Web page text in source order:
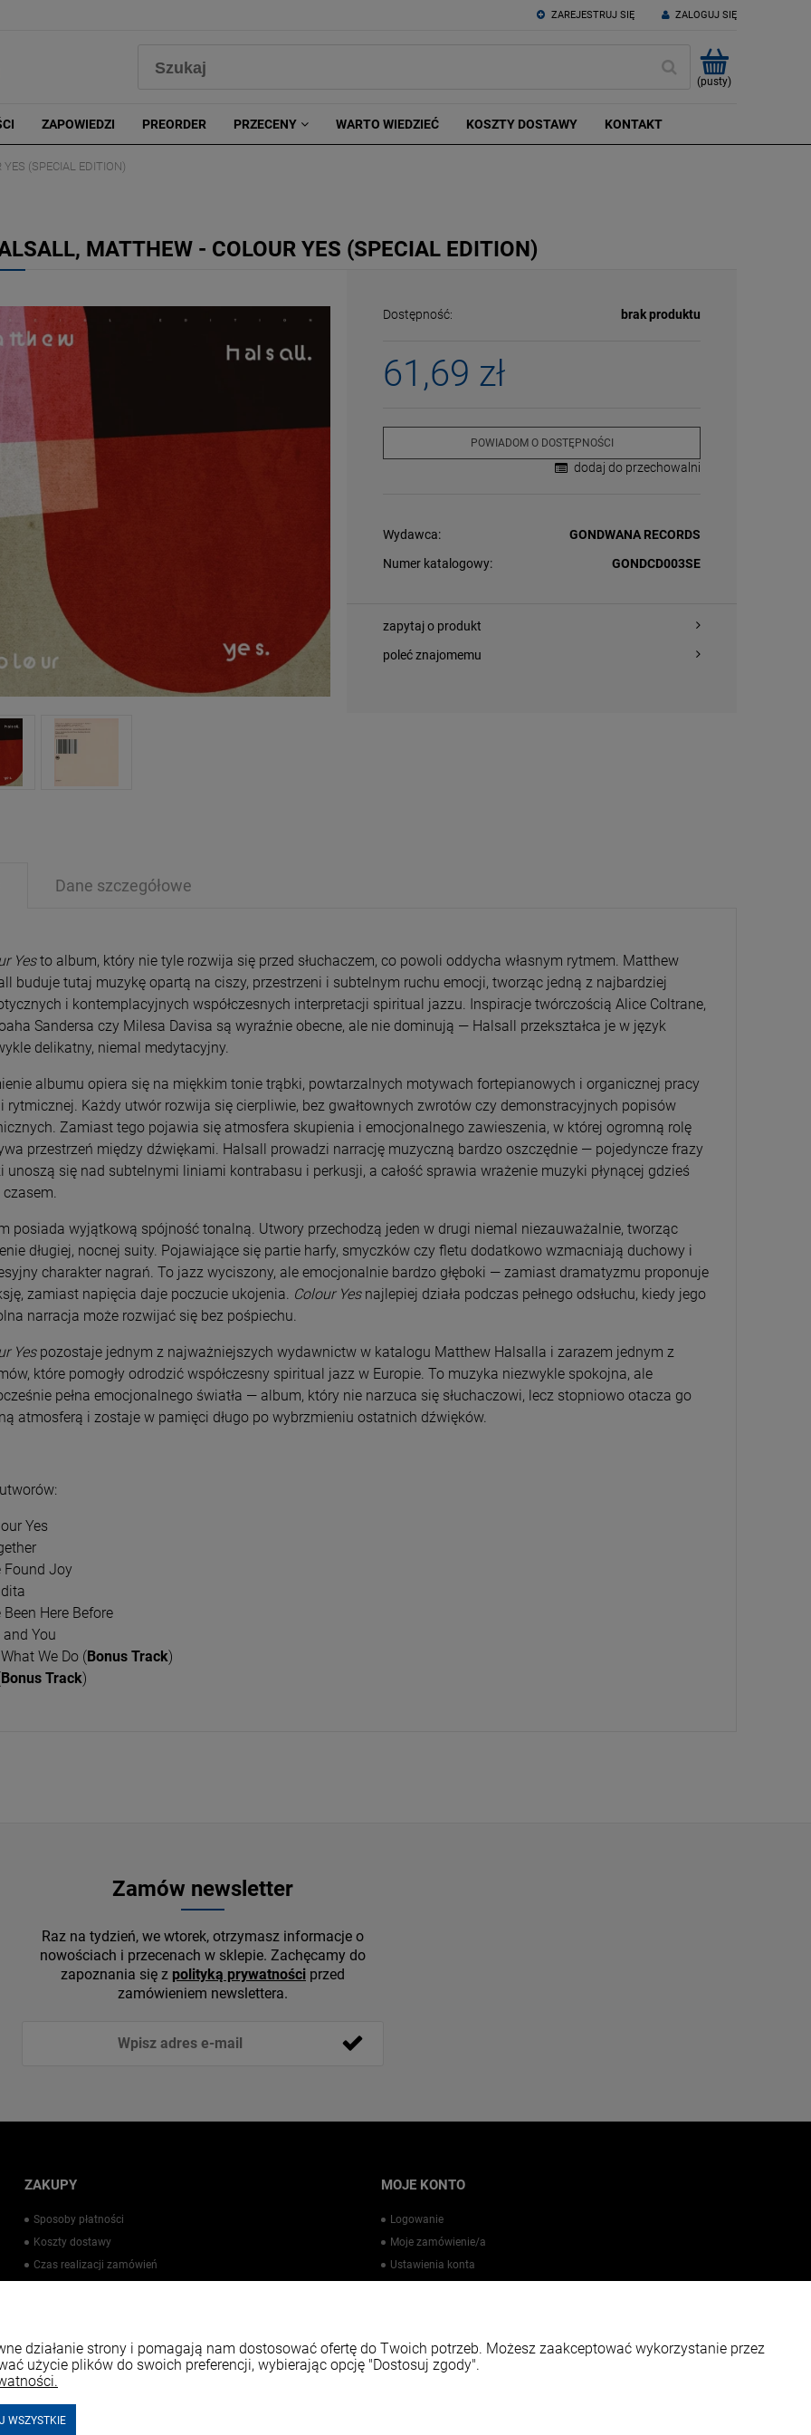
ZAREJESTRUJ SIĘ ZALOGUJ SIĘ
(pusty)
ZAPOWIEDZI PREORDER PRZECENY WARTO WIEDZIEĆ KOSZTY DOSTAWY KONTAKT
(SPECIAL EDITION)
THE - JEALOUS
GREEN VINYL)
zł
-15%
REPUBLIKA - 82-85 (WHITE VINYL)
LP
84,99 zł 99,99 zł
DO KOSZYKA
PRZECENA
-15%
PORT NOIR - THE DARK WE KEEP (CLEAR
VINYL)
LP
105,99 zł
DO KOSZYKA
PRZECENA
-15%
ANDERSON, IAN - WALK INTO
(THE BRUCE SOORD 2026 REMIX)
LP
84,99 zł
DO KOSZYKA
PRZECENA
MATTHEW - COLOUR YES (SPECIAL EDITION)
Dostępność: brak produktu
61,69 zł
POWIADOM O DOSTĘPNOŚCI
dodaj do przechowalni
Wydawca:
GONDWANA RECORDS
Numer katalogowy:
GONDCD003SE
zapytaj o produkt
poleć znajomemu
Dane szczegółowe
Yesto album, który nie tyle rozwija się przed słuchaczem, co powoli oddycha własnym rytmem. Matthew
buduje tutaj muzykę opartą na ciszy, przestrzeni i subtelnym ruchu emocji, tworząc jedną z najbardziej
i kontemplacyjnych współczesnych interpretacji spiritual jazzu. Inspiracje twórczością Alice Coltrane,
Sandersa czy Milesa Davisa są wyraźnie obecne, ale nie dominują — Halsall przekształca je w język
delikatny, niemal medytacyjny.
albumu opiera się na miękkim tonie trąbki, powtarzalnych motywach fortepianowych i organicznej pracy
rytmicznej. Każdy utwór rozwija się cierpliwie, bez gwałtownych zwrotów czy demonstracyjnych popisów
Zamiast tego pojawia się atmosfera skupienia i emocjonalnego zawieszenia, w której ogromną rolę
przestrzeń między dźwiękami. Halsall prowadzi narrację muzyczną bardzo oszczędnie — pojedyncze frazy
unoszą się nad subtelnymi liniami kontrabasu i perkusji, a całość sprawia wrażenie muzyki płynącej gdzieś
posiada wyjątkową spójność tonalną. Utwory przechodzą jeden w drugi niemal niezauważalnie, tworząc
długiej, nocnej suity. Pojawiające się partie harfy, smyczków czy fletu dodatkowo wzmacniają duchowy i
charakter nagrań. To jazz wyciszony, ale emocjonalnie bardzo głęboki — zamiast dramatyzmu proponuje
zamiast napięcia daje poczucie ukojenia. Colour Yesnajlepiej działa podczas pełnego odsłuchu, kiedy jego
narracja może rozwijać się bez pośpiechu.
Yespozostaje jednym z najważniejszych wydawnictw w katalogu Matthew Halsalla i zarazem jednym z
które pomogły odrodzić współczesny spiritual jazz w Europie. To muzyka niezwykle spokojna, ale
pełna emocjonalnego światła — album, który nie narzuca się słuchaczowi, lecz stopniowo otacza go
atmosferą i zostaje w pamięci długo po wybrzmieniu ostatnich dźwięków.
Yes
Found Joy
Been Here Before
and You
We Do (Bonus Track)
Bonus Track)
Zamów newsletter
Raz na tydzień, we wtorek, otrzymasz informacje o
nowościach i przecenach w sklepie. Zachęcamy do
zapoznania się z polityką prywatności przed
zamówieniem newslettera.
ZAKUPY
Sposoby płatności
Koszty dostawy
Czas realizacji zamówień
MOJE KONTO
Logowanie
Moje zamówienie/a
Ustawienia konta
działanie strony i pomagają nam dostosować ofertę do Twoich potrzeb. Możesz zaakceptować wykorzystanie przez
użycie plików do swoich preferencji, wybierając opcję "Dostosuj zgody".
WSZYSTKIE